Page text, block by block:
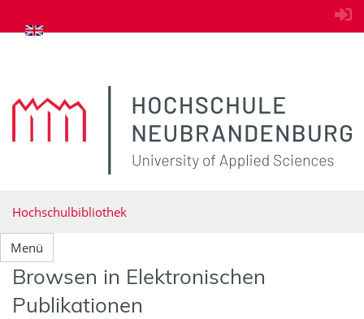
zum Inhalt springen
Hochschulbibliothek
Menü
Browsen in Elektronischen
Publikationen